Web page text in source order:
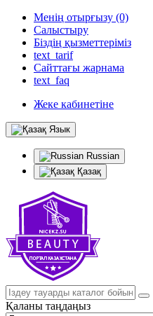
Менің отырғызу (0)
Салыстыру
Біздің қызметтеріміз
text_tarif
Сайттағы жарнама
text_faq
Жеке кабинетіне
Язык
Russian
Қазақ
Қаланы таңдаңыз